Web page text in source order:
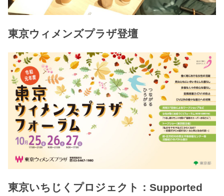
東京ウィメンズプラザ登壇
東京いちじくプロジェクト：Supported